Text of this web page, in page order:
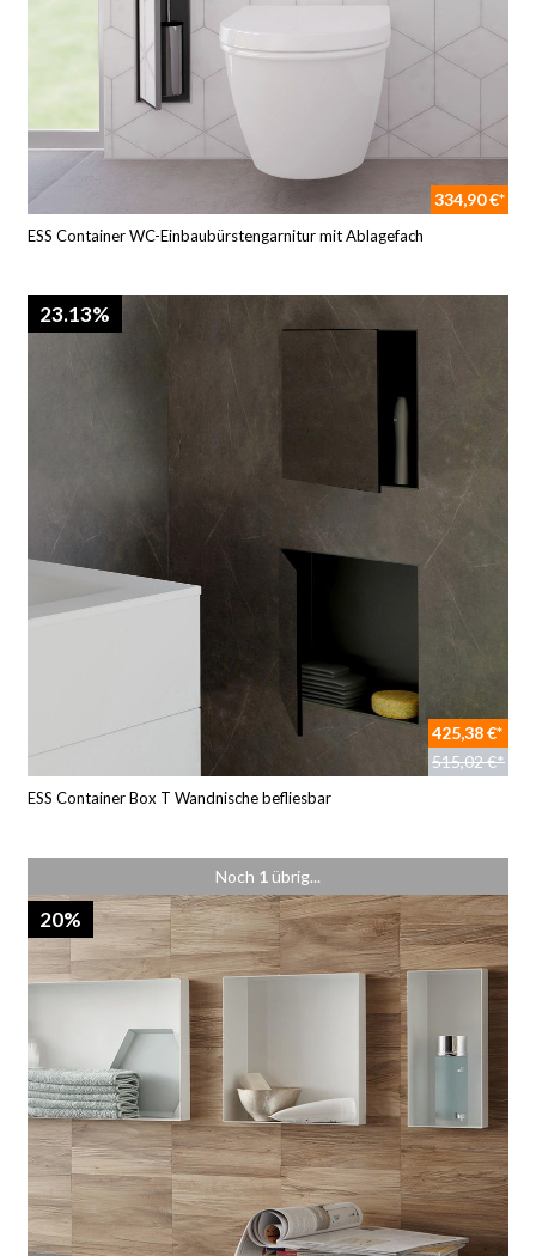
334,90 €*
ESS Container WC-Einbaubürstengarnitur mit Ablagefach
23.13%
425,38 €*
515,02 €*
ESS Container Box T Wandnische befliesbar
Noch 1 übrig...
20%